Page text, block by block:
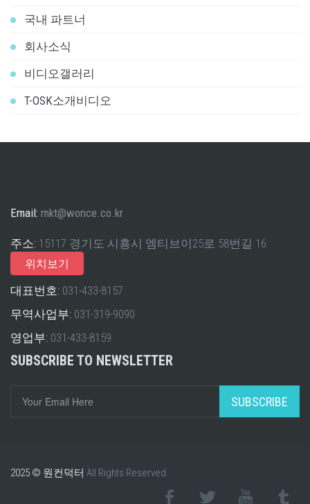
국내 파트너
회사소식
비디오갤러리
T-OSK소개비디오
Email: mkt@wonce.co.kr
주소: 15117 경기도 시흥시 엠티브이25로 58번길 16
위치보기
대표번호: 031-433-8157
무역사업부: 031-319-9090
영업부: 031-433-8159
SUBSCRIBE TO NEWSLETTER
SUBSCRIBE
2025 © 원컨덕터 All Rights Reserved.